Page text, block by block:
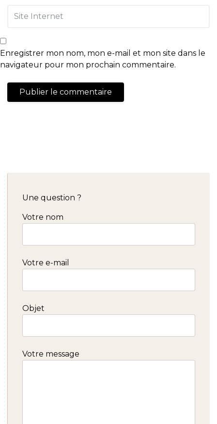
Enregistrer mon nom, mon e-mail et mon site dans le
navigateur pour mon prochain commentaire.
Une question ?
Votre nom
Votre e-mail
Objet
Votre message